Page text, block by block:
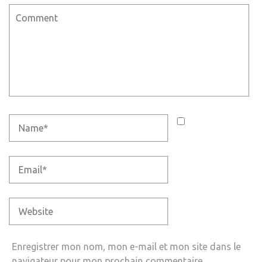
Enregistrer mon nom, mon e-mail et mon site dans le